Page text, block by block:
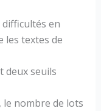
en
les textes de
deux seuils
le nombre de lots